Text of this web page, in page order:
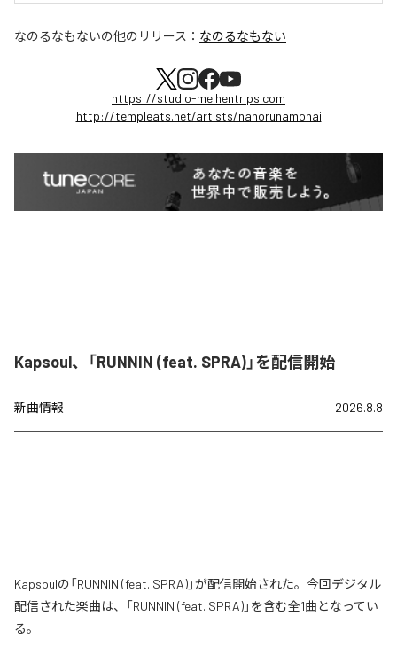
なのるなもないの他のリリース： なのるなもない
https://studio-melhentrips.com
http://templeats.net/artists/nanorunamonai
Kapsoul、「RUNNIN (feat. SPRA)」を配信開始
新曲情報 2026.8.8
Kapsoulの「RUNNIN (feat. SPRA)」が配信開始された。今回デジタル
配信された楽曲は、「RUNNIN (feat. SPRA)」を含む全1曲となってい
る。